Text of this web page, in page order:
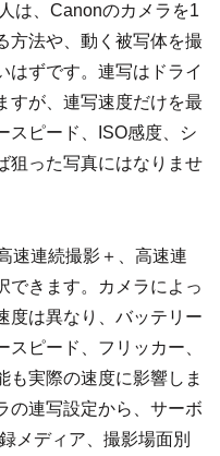
は、Canonのカメラを1
方法や、動く被写体を撮
はずです。連写はドライ
すが、連写速度だけを最
スピード、ISO感度、シ
狙った写真にはなりませ
速連続撮影＋、高速連
できます。カメラによっ
度は異なり、バッテリー
ピード、フリッカー、
も実際の速度に影響しま
の連写設定から、サーボ
メディア、撮影場面別